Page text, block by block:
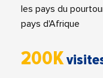
les pays du
pays d'Afrique
200K